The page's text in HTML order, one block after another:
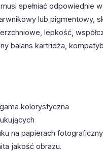
spełniać odpowiednie
lub pigmentowy,
lepkość,
balans kartridża,
kolorystyczna
na papierach
jakość obrazu.